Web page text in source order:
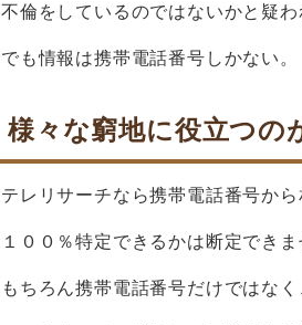
不倫をしているのではないかと疑わ
でも情報は携帯電話番号しかない。
様々な窮地に役立つの
テレリサーチなら携帯電話番号か
１００％特定できるかは断定でき
もちろん携帯電話番号だけではな